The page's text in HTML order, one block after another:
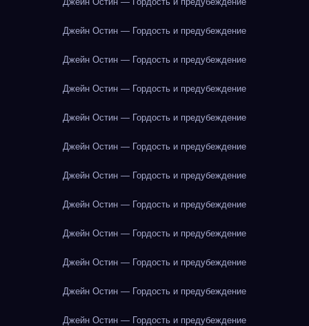
Джейн Остин — Гордость и предубеждение
Джейн Остин — Гордость и предубеждение
Джейн Остин — Гордость и предубеждение
Джейн Остин — Гордость и предубеждение
Джейн Остин — Гордость и предубеждение
Джейн Остин — Гордость и предубеждение
Джейн Остин — Гордость и предубеждение
Джейн Остин — Гордость и предубеждение
Джейн Остин — Гордость и предубеждение
Джейн Остин — Гордость и предубеждение
Джейн Остин — Гордость и предубеждение